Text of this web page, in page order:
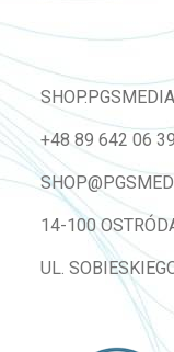
+48 89 642 06 39
14-100
UL.